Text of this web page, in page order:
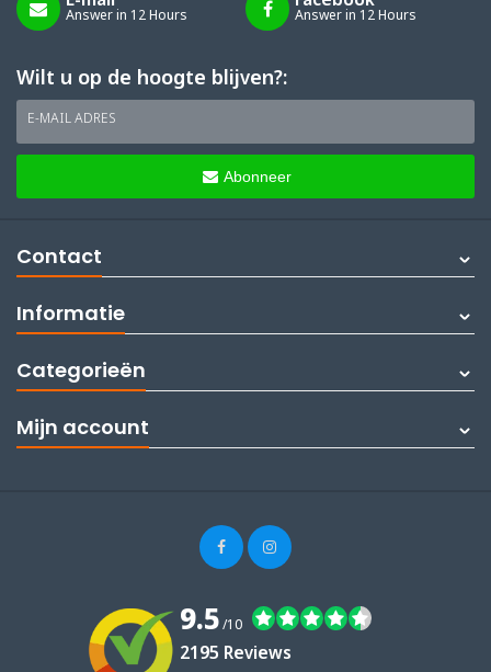
Answer in 12 Hours Answer in 12 Hours
Wilt u op de hoogte blijven?:
E-MAIL ADRES
Abonneer
Contact
Informatie
Categorieën
Mijn account
9.5/10
2195 Reviews